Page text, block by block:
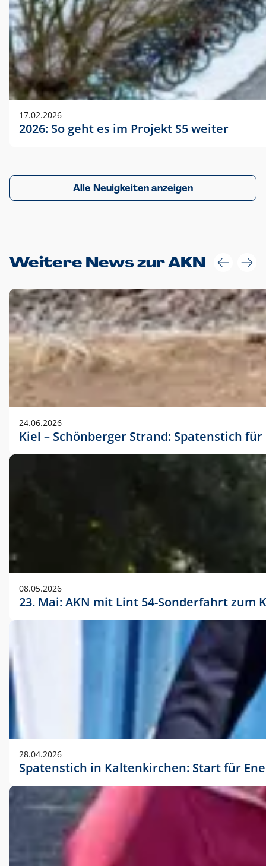
17.02.2026
2026: So geht es im Projekt S5 weiter
Alle Neuigkeiten anzeigen
Weitere News zur AKN
24.06.2026
Kiel – Schönberger Strand: Spatenstich
08.05.2026
23. Mai: AKN mit Lint 54-Sonderfahrt
28.04.2026
Spatenstich in Kaltenkirchen: Start für